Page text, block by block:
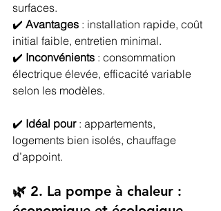
surfaces.
✔️ Avantages : installation rapide, coût
initial faible, entretien minimal.
✔️ Inconvénients : consommation
électrique élevée, efficacité variable
selon les modèles.
✔️ Idéal pour : appartements,
logements bien isolés, chauffage
d’appoint.
🌿 2. La pompe à chaleur :